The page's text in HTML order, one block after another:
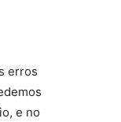
erros
e no